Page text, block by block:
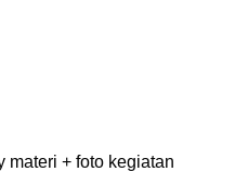
materi + foto kegiatan